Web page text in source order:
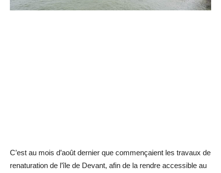
C’est au mois d’août dernier que commençaient les travaux de
renaturation de l’île de Devant, afin de la rendre accessible au